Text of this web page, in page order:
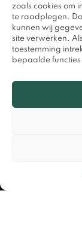
zoals cookies om
te raadplegen.
kunnen wij
site verwerken.
toestemming
bepaalde